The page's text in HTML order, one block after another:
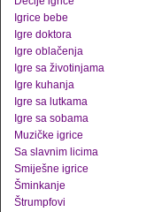
Igrice bebe
Igre doktora
Igre oblačenja
Igre sa životinjama
Igre kuhanja
Igre sa lutkama
Igre sa sobama
Muzičke igrice
Sa slavnim licima
Smiješne igrice
Šminkanje
Štrumpfovi